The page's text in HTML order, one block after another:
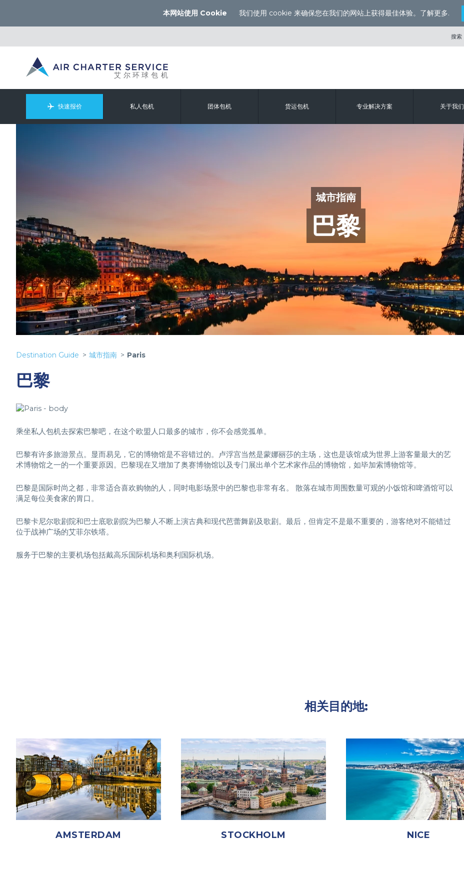
本网站使用 Cookie 我们使用 cookie 来确保您在我们的网站上获得最佳体验。 了解更多.
搜索
快速报价 私人包机 团体包机 货运包机 专业解决方案 关于我们
城市指南
巴黎
Destination Guide 城市指南 Paris
巴黎
乘坐私人包机去探索巴黎吧，在这个欧盟人口最多的城市，你不会感觉孤单。
巴黎有许多旅游景点。显而易见，它的博物馆是不容错过的。卢浮宫当然是蒙娜丽莎的主场，这也是该馆成为世界上游客量最大的艺
术博物馆之一的一个重要原因。巴黎现在又增加了奥赛博物馆以及专门展出单个艺术家作品的博物馆，如毕加索博物馆等。
巴黎是国际时尚之都，非常适合喜欢购物的人，同时电影场景中的巴黎也非常有名。 散落在城市周围数量可观的小饭馆和啤酒馆可以
满足每位美食家的胃口。
巴黎卡尼尔歌剧院和巴士底歌剧院为巴黎人不断上演古典和现代芭蕾舞剧及歌剧。最后，但肯定不是最不重要的，游客绝对不能错过
位于战神广场的艾菲尔铁塔。
服务于巴黎的主要机场包括戴高乐国际机场和奥利国际机场。
相关目的地:
AMSTERDAM STOCKHOLM NICE